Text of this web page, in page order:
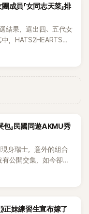
員「女同志天菜」排
結果，選出四、五代女
，HATS2HEARTS成
中的高人氣。
包」民國同遊AKMU秀
身瑞士，意外的組合
公開交集，如今卻一
他們到底是怎麼認識
正妹練習生宣布嫁了